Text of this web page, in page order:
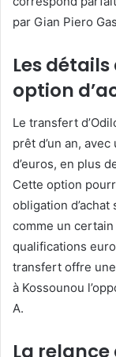
par Gian Piero
Les
option
Le transfert
prêt d’un an,
d’euros, en plus
Cette option
obligation
comme un certain
qualifications
transfert offre
à Kossounou
A.
La